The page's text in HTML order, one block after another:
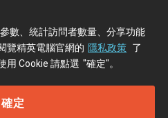
數、統計訪問者數量、分享功能
覽精英電腦官網的 隱私政策 了
用 Cookie 請點選 "確定"。
確定